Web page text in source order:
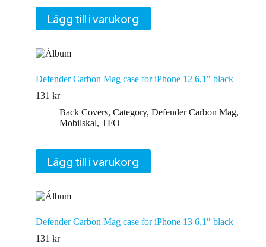
Lägg till i varukorg
Defender Carbon Mag case for iPhone 12 6,1″ black
131 kr
Back Covers, Category, Defender Carbon Mag,
Mobilskal, TFO
Lägg till i varukorg
Defender Carbon Mag case for iPhone 13 6,1″ black
131 kr